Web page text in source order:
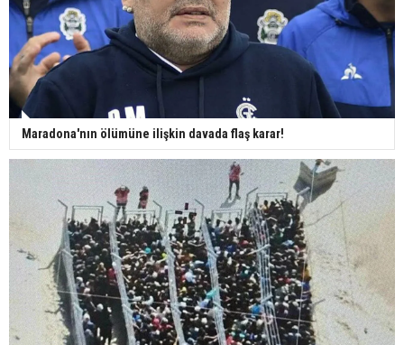
Maradona'nın ölümüne ilişkin davada flaş karar!